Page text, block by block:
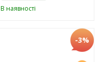
В наявності
-3%